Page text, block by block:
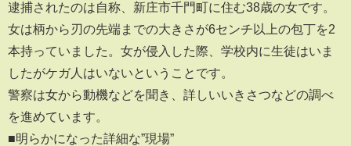
逮捕されたのは自称、新庄市千門町に住む38歳の女です。
女は柄から刃の先端までの大きさが6センチ以上の包丁を2
本持っていました。女が侵入した際、学校内に生徒はいま
したがケガ人はいないということです。
警察は女から動機などを聞き、詳しいいきさつなどの調べ
を進めています。
■明らかになった詳細な”現場”